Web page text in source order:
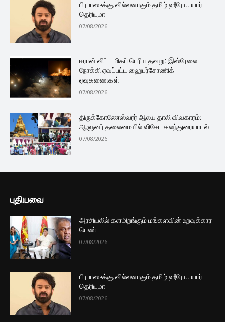
பிரபாஸுக்கு வில்லனாகும் தமிழ் ஹீரோ.. யார்
தெரியுமா
07/08/2026
ஈரான் விட்ட மிகப் பெரிய தவறு: இஸ்ரேலை
நோக்கி ஏவப்பட்ட ஹைபர்சோணிக்
ஏவுகணைகள்
07/08/2026
திருக்கோணேஸ்வரர் ஆலய தாலி விவகாரம்:
ஆளுனர் தலைமையில் விசேட கலந்துரையாடல்
07/08/2026
புதியவை
அரசியலில் களமிறங்கும் மங்களவின் உறவுக்கார
பெண்
07/08/2026
பிரபாஸுக்கு வில்லனாகும் தமிழ் ஹீரோ.. யார்
தெரியுமா
07/08/2026